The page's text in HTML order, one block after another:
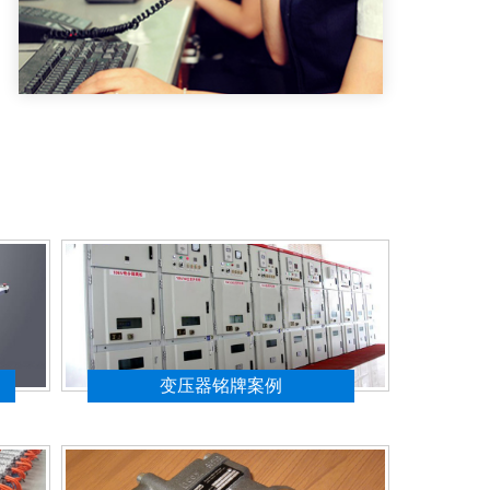
变压器铭牌案例